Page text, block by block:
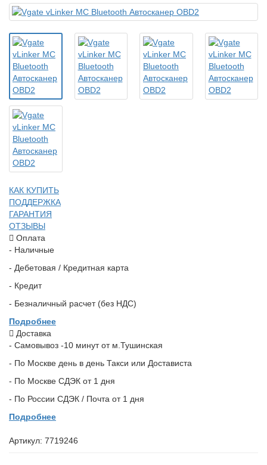
КАК КУПИТЬ
ПОДДЕРЖКА
ГАРАНТИЯ
ОТЗЫВЫ
Оплата
- Наличные
- Дебетовая / Кредитная карта
- Кредит
- Безналичный расчет (без НДС)
Подробнее
Доставка
- Самовывоз -10 минут от м.Тушинская
- По Москве день в день Такси или Достависта
- По Москве СДЭК от 1 дня
- По России СДЭК / Почта от 1 дня
Подробнее
Артикул: 7719246